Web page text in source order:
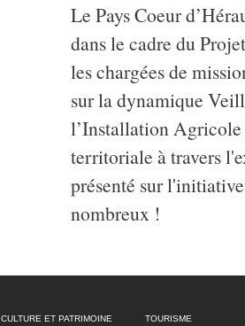
Le Pays Coeur
dans le cadre du
les chargées de
sur la dynamique
l’Installation
territoriale à travers
présenté sur
nombreux !
CULTURE ET PATRIMOINE TOURISME